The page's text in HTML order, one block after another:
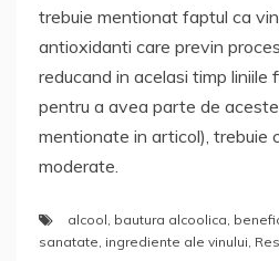
trebuie mentionat faptul ca
antioxidanti care previn
reducand in acelasi timp liniile
pentru a avea parte de
mentionate in articol), trebuie
moderate.
alcool, bautura alcoolica,
sanatate, ingrediente ale vinului,